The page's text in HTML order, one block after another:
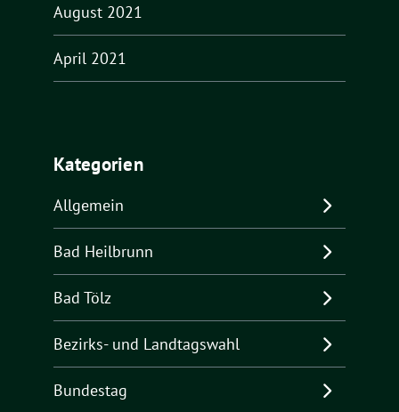
August 2021
April 2021
Kategorien
Allgemein
Bad Heilbrunn
Bad Tölz
Bezirks- und Landtagswahl
Bundestag